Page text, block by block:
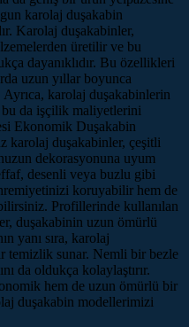
karolaj duşakabin
Karolaj duşakabinler,
üretilir ve bu
dayanıklıdır. Bu özellikleri
uzun yıllar boyunca
karolaj duşakabinlerin
bu da işçilik maliyetlerini
Ekonomik Duşakabin
karolaj duşakabinler, çeşitli
dekorasyonuna uyum
desenli veya buzlu gibi
koruyabilir hem de
Profillerinde kullanılan
duşakabinin uzun ömürlü
yanı sıra, karolaj
temizlik sunar. Nemli bir bezle
da oldukça kolaylaştırır.
hem de uzun ömürlü bir
duşakabin modellerimizi